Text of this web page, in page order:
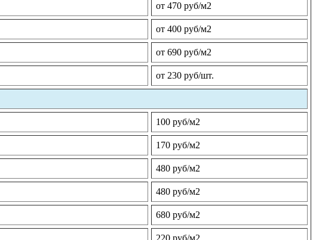
от 470 руб/м2
от 400 руб/м2
от 690 руб/м2
от 230 руб/шт.
100 руб/м2
170 руб/м2
480 руб/м2
480 руб/м2
680 руб/м2